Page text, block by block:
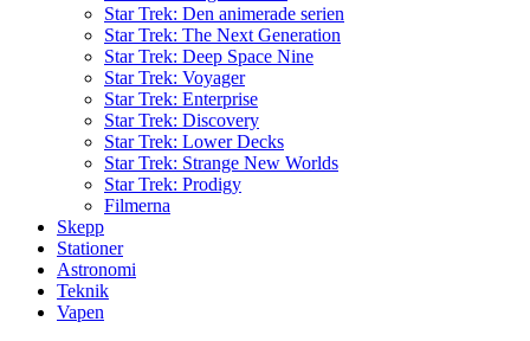
Star Trek: Den animerade serien
Star Trek: The Next Generation
Star Trek: Deep Space Nine
Star Trek: Voyager
Star Trek: Enterprise
Star Trek: Discovery
Star Trek: Lower Decks
Star Trek: Strange New Worlds
Star Trek: Prodigy
Filmerna
Skepp
Stationer
Astronomi
Teknik
Vapen